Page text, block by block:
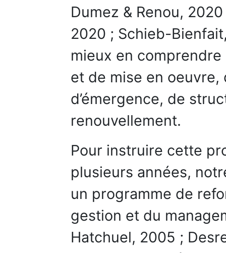
Dumez & Renou,
2020 ; Schieb-
mieux en
et de mise en
d’émergence, de
renouvellement.
Pour instruire cette
plusieurs années,
un programme de
gestion et du
Hatchuel, 2005 ;